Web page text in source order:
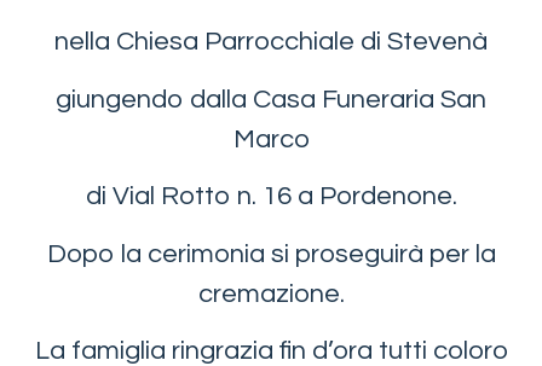
nella Chiesa Parrocchiale di Stevenà
giungendo dalla Casa Funeraria San
Marco
di Vial Rotto n. 16 a Pordenone.
Dopo la cerimonia si proseguirà per la
cremazione.
La famiglia ringrazia fin d’ora tutti coloro